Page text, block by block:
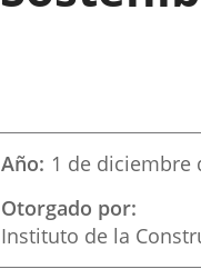
Año 1 de diciembre
Otorgado por
Instituto de la